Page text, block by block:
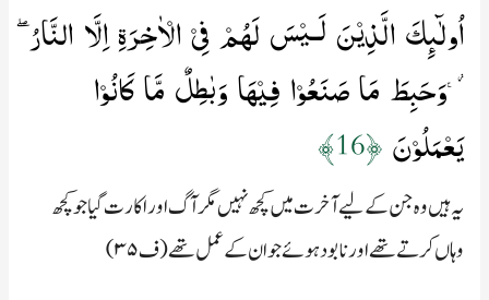
اُولٰٓٮِٕكَ الَّذِيۡنَ لَـيۡسَ لَهُمۡ فِىۡ الۡاٰخِرَةِ اِلَّا النَّارُ​ ​ۖ
 وَحَبِطَ مَا صَنَعُوۡا فِيۡهَا وَبٰطِلٌ مَّا كَانُوۡا
يَعۡمَلُوۡنَ‏﴿16﴾
یہ ہیں وہ جن کے لیے آخرت میں کچھ نہیں مگر آگ اور اکارت گیا جو کچھ
وہاں کرتے تھے اور نابود ہوئے جو ان کے عمل تھے (ف۳۵)